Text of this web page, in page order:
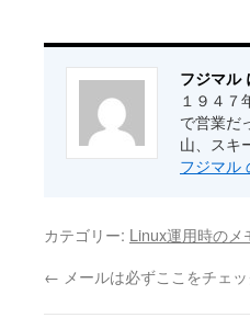
フジマル
１９４７
で営業だ
山、スキ
フジマル
カテゴリー: Linux運用時のメ
← メールは必ずここをチェ